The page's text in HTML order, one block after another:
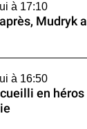
à 17:10
Mudryk a
à 16:50
en héros